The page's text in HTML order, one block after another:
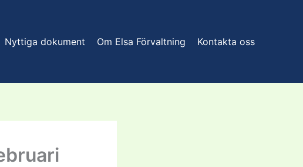
Nyttiga dokument Om Elsa Förvaltning Kontakta oss